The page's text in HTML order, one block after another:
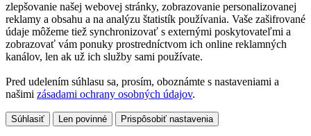
zlepšovanie našej webovej stránky, zobrazovanie personalizovanej
reklamy a obsahu a na analýzu štatistík používania. Vaše zašifrované
údaje môžeme tiež synchronizovať s externými poskytovateľmi a
zobrazovať vám ponuky prostredníctvom ich online reklamných
kanálov, len ak už ich služby sami používate.
Pred udelením súhlasu sa, prosím, oboznámte s nastaveniami a
našimi zásadami ochrany osobných údajov.
Súhlasiť Len povinné Prispôsobiť nastavenia